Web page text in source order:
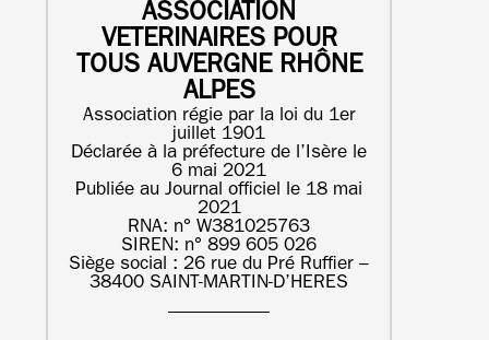
ASSOCIATION
VETERINAIRES POUR
TOUS AUVERGNE RHÔNE
ALPES
Association régie par la loi du 1er
juillet 1901
Déclarée à la préfecture de l’Isère le
6 mai 2021
Publiée au Journal officiel le 18 mai
2021
RNA: n° W381025763
SIREN: n° 899 605 026
Siège social : 26 rue du Pré Ruffier –
38400 SAINT-MARTIN-D’HERES